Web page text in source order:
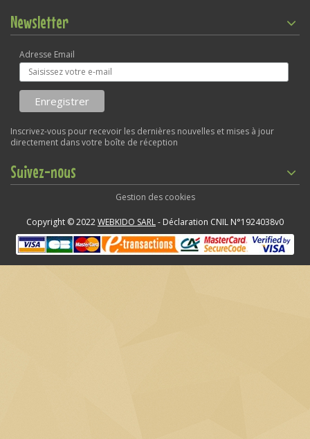
Newsletter
Adresse Email
Inscrivez-vous pour recevoir les dernières nouvelles et mises à jour
directement dans votre boîte de réception
Suivez-nous
Gestion des cookies
Copyright © 2022WEBKIDO SARL- Déclaration CNIL N°1924038v0